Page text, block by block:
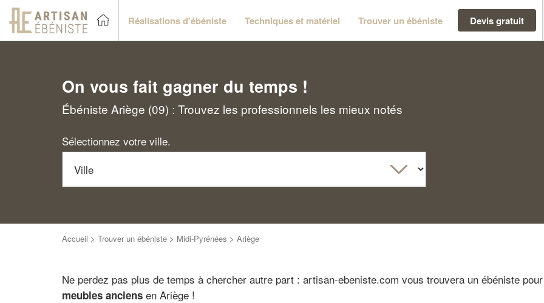
Réalisations d'ébéniste Techniques et matériel Trouver un ébéniste Devis gratuit
On vous fait gagner du temps !
Ébéniste Ariège (09) : Trouvez les professionnels les mieux notés
Sélectionnez votre ville.
Accueil > Trouver un ébéniste > Midi-Pyrénées > Ariège
Ne perdez pas plus de temps à chercher autre part : artisan-ebeniste.com vous trouvera un ébéniste pour
meubles anciens en Ariège !